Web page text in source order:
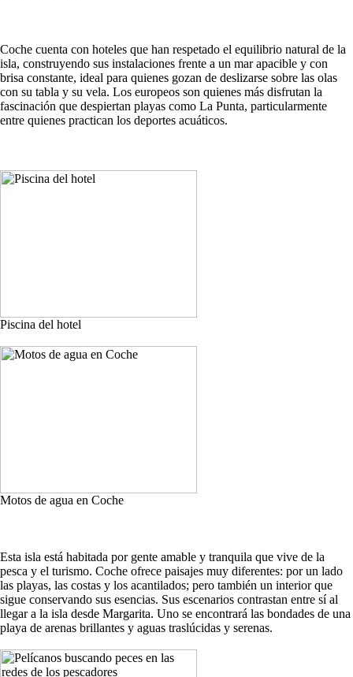
Coche cuenta con hoteles que han respetado el equilibrio natural de la
isla, construyendo sus instalaciones frente a un mar apacible y con
brisa constante, ideal para quienes gozan de deslizarse sobre las olas
con su tabla y su vela. Los europeos son quienes más disfrutan la
fascinación que despiertan playas como La Punta, particularmente
entre quienes practican los deportes acuáticos.
Piscina del hotel
Motos de agua en Coche
Esta isla está habitada por gente amable y tranquila que vive de la
pesca y el turismo. Coche ofrece paisajes muy diferentes: por un lado
las playas, las costas y los acantilados; pero también un interior que
sigue conservando sus esencias. Sus escenarios contrastan entre sí al
llegar a la isla desde Margarita. Uno se encontrará las bondades de una
playa de arenas brillantes y aguas traslúcidas y serenas.